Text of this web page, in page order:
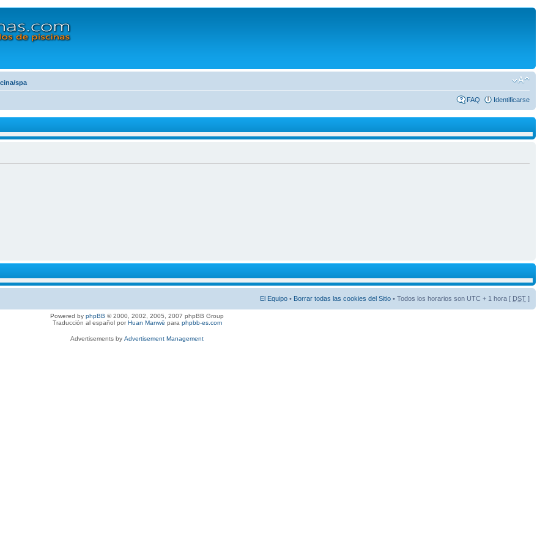
spa
FAQ Identificarse
El Equipo • Borrar todas las cookies del Sitio • Todos los horarios son UTC + 1 hora [ DST ]
Powered by phpBB © 2000, 2002, 2005, 2007 phpBB Group
Traducción al español porHuan Manwë para phpbb-es.com
Advertisements by Advertisement Management